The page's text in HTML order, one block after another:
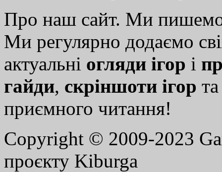
Про наш сайт. Ми
Ми регулярно додаємо
актуальні огляди ігор і
гайди, скріншоти ігор
приємного читання!
Copyright © 2009-2023
проєкту Kiburga